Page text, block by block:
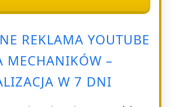
REKLAMA YOUTUBE
MECHANIKÓW –
W 7 DNI